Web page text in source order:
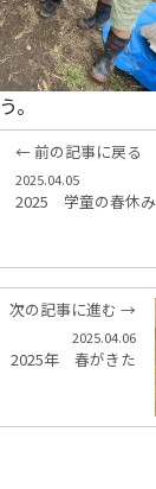
。
← 前の記事に戻る
2025.04.05
2025 学童の春休み
次の記事に進む →
2025.04.06
2025年 春がきた